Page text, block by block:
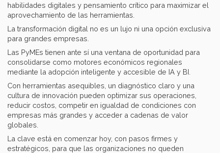
habilidades digitales y pensamiento crítico para maximizar el
aprovechamiento de las herramientas.
La transformación digital no es un lujo ni una opción exclusiva
para grandes empresas.
Las PyMEs tienen ante sí una ventana de oportunidad para
consolidarse como motores económicos regionales
mediante la adopción inteligente y accesible de IA y BI.
Con herramientas asequibles, un diagnóstico claro y una
cultura de innovación pueden optimizar sus operaciones,
reducir costos, competir en igualdad de condiciones con
empresas más grandes y acceder a cadenas de valor
globales.
La clave está en comenzar hoy, con pasos firmes y
estratégicos, para que las organizaciones no queden